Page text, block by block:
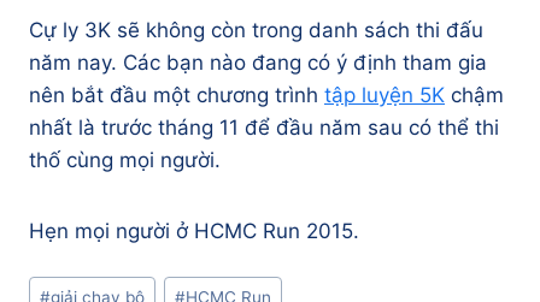
Cự ly 3K sẽ không còn trong danh sách thi đấu
năm nay. Các bạn nào đang có ý định tham gia
nên bắt đầu một chương trình tập luyện 5K chậm
nhất là trước tháng 11 để đầu năm sau có thể thi
thố cùng mọi người.
Hẹn mọi người ở HCMC Run 2015.
Post
#giải chạy bộ #HCMC Run